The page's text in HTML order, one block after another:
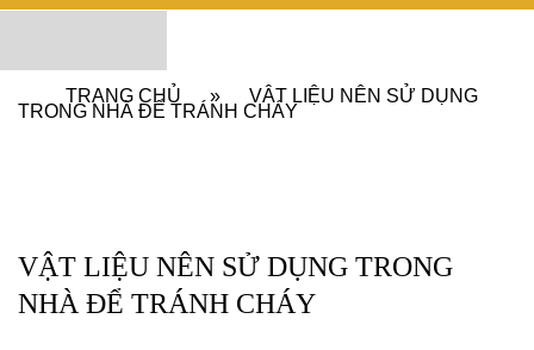
TRANG CHỦ » VẬT LIỆU NÊN SỬ DỤNG
TRONG NHÀ ĐỂ TRÁNH CHÁY
VẬT LIỆU NÊN SỬ DỤNG TRONG
NHÀ ĐỂ TRÁNH CHÁY